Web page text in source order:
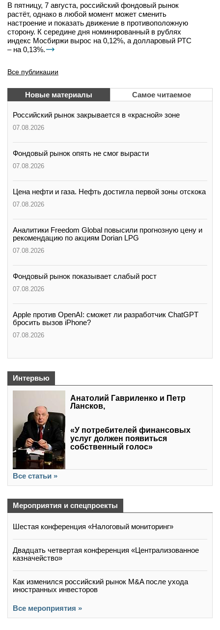
В пятницу, 7 августа, российский фондовый рынок
растёт, однако в любой момент может сменить
настроение и показать движение в противоположную
сторону. К середине дня номинированный в рублях
индекс Мосбиржи вырос на 0,12%, а долларовый РТС
– на 0,13%.
Все публикации
Новые материалы Самое читаемое
Российский рынок закрывается в «красной» зоне
07.08.2026
Фондовый рынок опять не смог вырасти
07.08.2026
Цена нефти и газа. Нефть достигла первой зоны отскока
07.08.2026
Аналитики Freedom Global повысили прогнозную цену и
рекомендацию по акциям Dorian LPG
07.08.2026
Фондовый рынок показывает слабый рост
07.08.2026
Apple против OpenAI: сможет ли разработчик ChatGPT
бросить вызов iPhone?
07.08.2026
Интервью
Анатолий Гавриленко и Петр
Лансков,
«У потребителей финансовых
услуг должен появиться
собственный голос»
Все статьи »
Мероприятия и спецпроекты
Шестая конференция «Налоговый мониторинг»
Двадцать четвертая конференция «Централизованное
казначейство»
Как изменился российский рынок M&A после ухода
иностранных инвесторов
Все мероприятия »